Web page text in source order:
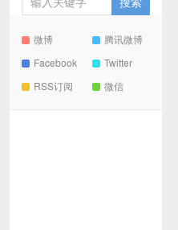
微博
腾讯微博
Facebook
Twitter
RSS订阅
微信